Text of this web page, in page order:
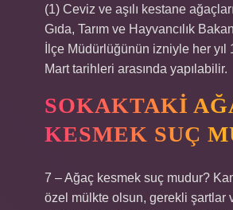
(1) Ceviz ve aşılı kestane
Gıda, Tarım ve Hayvancılık
İlçe Müdürlüğünün izniyle her yıl
Mart tarihleri ​​arasında yapılabilir.
SOKAKTAKI
KESMEK SUÇ
7 – Ağaç kesmek suç mudur?
özel mülkte olsun, gerekli şartlar